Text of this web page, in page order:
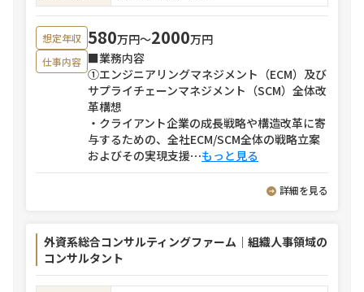
想定年収 580万円〜2000万円
仕事内容 ■業務内容
①エンジニアリングマネジメント（ECM）及び
サプライチェーンマネジメント（SCM）全体改
革構想
・クライアント企業の成長戦略や構造改革に寄
与するための、全社ECM/SCM全体の戦略立案
およびその実現支援⋯もっと見る
詳細を見る
外資系総合コンサルティングファーム｜組織人事領域の
コンサルタント